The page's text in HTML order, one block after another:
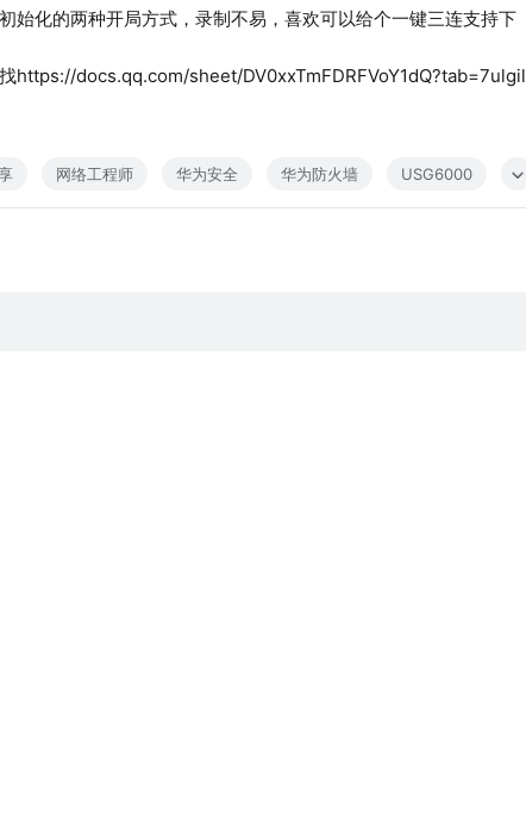
始化的两种开局方式，录制不易，喜欢可以给个一键三连支持下
https://docs.qq.com/sheet/DV0xxTmFDRFVoY1dQ?tab=7ulgil
网络工程师 华为安全 华为防火墙 USG6000